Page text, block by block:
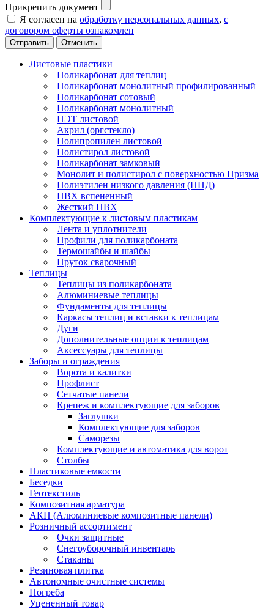
Прикрепить документ
Я согласен на обработку персональных данных, с
договором оферты ознакомлен
Отменить
Листовые пластики
Поликарбонат для теплиц
Поликарбонат монолитный профилированный
Поликарбонат сотовый
Поликарбонат монолитный
ПЭТ листовой
Акрил (оргстекло)
Полипропилен листовой
Полистирол листовой
Поликарбонат замковый
Монолит и полистирол с поверхностью Призма
Полиэтилен низкого давления (ПНД)
ПВХ вспененный
Жесткий ПВХ
Комплектующие к листовым пластикам
Лента и уплотнители
Профили для поликарбоната
Термошайбы и шайбы
Пруток сварочный
Теплицы
Теплицы из поликарбоната
Алюминиевые теплицы
Фундаменты для теплицы
Каркасы теплиц и вставки к теплицам
Дуги
Дополнительные опции к теплицам
Аксессуары для теплицы
Заборы и ограждения
Ворота и калитки
Профлист
Сетчатые панели
Крепеж и комплектующие для заборов
Заглушки
Комплектующие для заборов
Саморезы
Комплектующие и автоматика для ворот
Столбы
Пластиковые емкости
Беседки
Геотекстиль
Композитная арматура
АКП (Алюминиевые композитные панели)
Розничный ассортимент
Очки защитные
Снегоуборочный инвентарь
Стаканы
Резиновая плитка
Автономные очистные системы
Погреба
Уцененный товар